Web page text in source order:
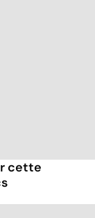
cette